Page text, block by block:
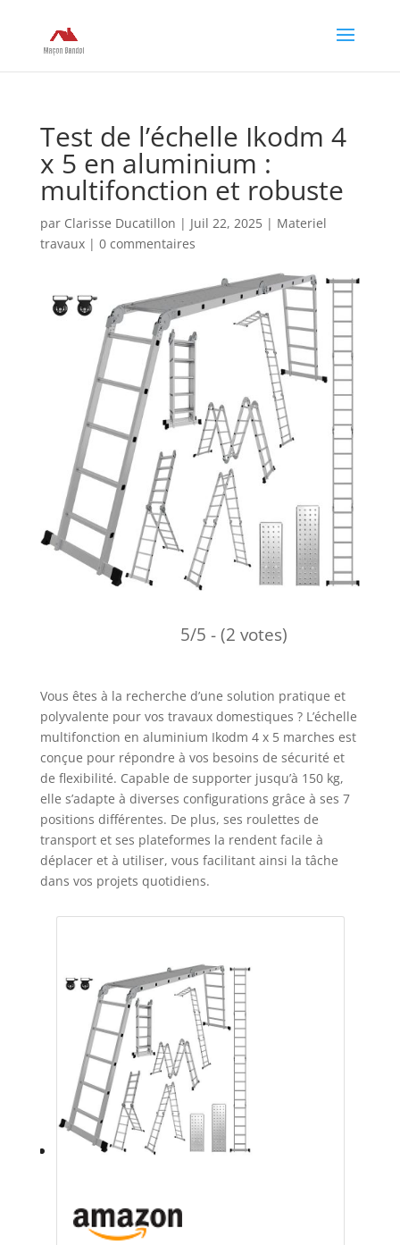
Test de l’échelle Ikodm 4
x 5 en aluminium :
multifonction et robuste
par Clarisse Ducatillon | Juil 22, 2025| Materiel
travaux| 0 commentaires
5/5 - (2 votes)
Vous êtes à la recherche d’une solution pratique et
polyvalente pour vos travaux domestiques ? L’échelle
multifonction en aluminium Ikodm 4 x 5 marches est
conçue pour répondre à vos besoins de sécurité et
de flexibilité. Capable de supporter jusqu’à 150 kg,
elle s’adapte à diverses configurations grâce à ses 7
positions différentes. De plus, ses roulettes de
transport et ses plateformes la rendent facile à
déplacer et à utiliser, vous facilitant ainsi la tâche
dans vos projets quotidiens.